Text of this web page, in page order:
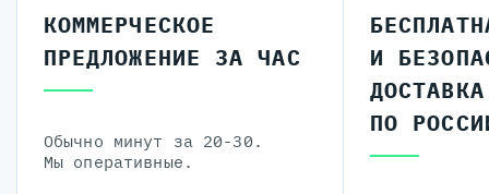
КОММЕРЧЕСКОЕ
ПРЕДЛОЖЕНИЕ ЗА ЧАС
Обычно минут за 20-30.
Мы оперативные.
И
ДОСТАВКА
ПО